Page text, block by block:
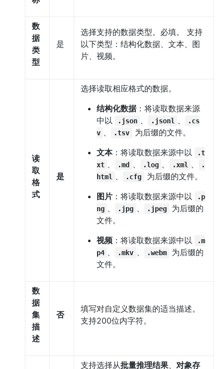
数
据
类
型
是
选择支持的数据类型。必填。 支持
以下类型：结构化数据、文本、图
片、视频。
读
取
格
式
是
选择读取相应格式的数据。
结构化数据：将读取数据来源
中以
.json 、 .jsonl 、
.cs
v 、 .tsv
为后缀的文件。
文本：将读取数据来源中以
.t
xt 、 .md 、 .log 、 .xml 、
.
html 、 .cfg
为后缀的文件。
图片：将读取数据来源中以
.p
ng 、 .jpg 、 .jpeg
为后缀的
文件。
视频：将读取数据来源中以
.m
p4 、 .mkv 、 .webm
为后缀的
文件。
数
据
集
描
述
否
填写对自定义数据集的适当描述。
支持200位内字符。
支持选择从批量推理结果、 对象存